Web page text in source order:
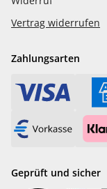
Vertrag widerrufen
Zahlungsarten
Geprüft und sicher